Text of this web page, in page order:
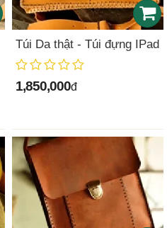
Túi Da thật - Túi đựng IPad
1,850,000đ